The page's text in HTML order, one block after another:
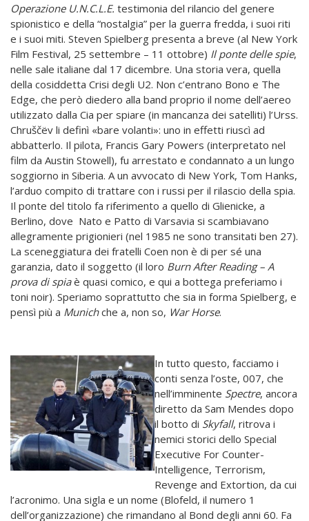
Operazione U.N.C.L.E. testimonia del rilancio del genere
spionistico e della “nostalgia” per la guerra fredda, i suoi riti
e i suoi miti. Steven Spielberg presenta a breve (al New York
Film Festival, 25 settembre – 11 ottobre) Il ponte delle spie,
nelle sale italiane dal 17 dicembre. Una storia vera, quella
della cosiddetta Crisi degli U2. Non c’entrano Bono e The
Edge, che però diedero alla band proprio il nome dell’aereo
utilizzato dalla Cia per spiare (in mancanza dei satelliti) l’Urss.
Chruščёv li definì «bare volanti»: uno in effetti riuscì ad
abbatterlo. Il pilota, Francis Gary Powers (interpretato nel
film da Austin Stowell), fu arrestato e condannato a un lungo
soggiorno in Siberia. A un avvocato di New York, Tom Hanks,
l’arduo compito di trattare con i russi per il rilascio della spia.
Il ponte del titolo fa riferimento a quello di Glienicke, a
Berlino, dove Nato e Patto di Varsavia si scambiavano
allegramente prigionieri (nel 1985 ne sono transitati ben 27).
La sceneggiatura dei fratelli Coen non è di per sé una
garanzia, dato il soggetto (il loro Burn After Reading – A
prova di spiaè quasi comico, e qui a bottega preferiamo i
toni noir). Speriamo soprattutto che sia in forma Spielberg, e
pensì più a Munichche a, non so, War Horse.
In tutto questo, facciamo i
conti senza l’oste, 007, che
nell’imminente Spectre, ancora
diretto da Sam Mendes dopo
il botto di Skyfall, ritrova i
nemici storici dello Special
Executive For Counter-
Intelligence, Terrorism,
Revenge and Extortion, da cui
l’acronimo. Una sigla e un nome (Blofeld, il numero 1
dell’organizzazione) che rimandano al Bond degli anni 60. Fa